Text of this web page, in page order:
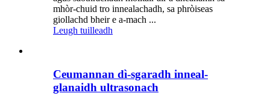
mhòr-chuid tro innealachadh, sa phròiseas
giollachd bheir e a-mach ...
Leugh tuilleadh
Ceumannan dì-sgaradh inneal-
glanaidh ultrasonach